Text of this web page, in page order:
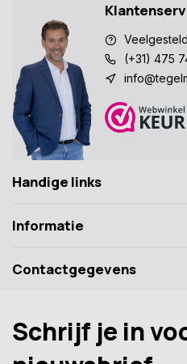
(+31) 475
Handige links
Informatie
Contactgegevens
Schrijf je in